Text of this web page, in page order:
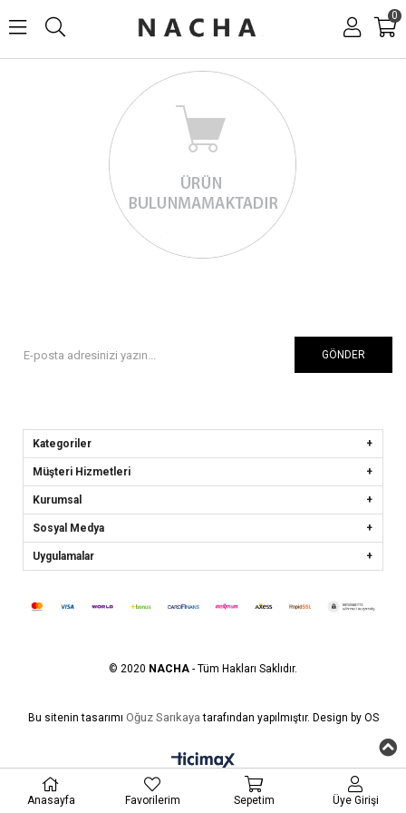
0
GÖNDER
Kategoriler
Müşteri Hizmetleri
Kurumsal
Sosyal Medya
Uygulamalar
© 2020 NACHA - Tüm Hakları Saklıdır.
Bu sitenin tasarımı Oğuz Sarıkaya tarafından yapılmıştır. Design by OS
Anasayfa Favorilerim Sepetim Üye Girişi